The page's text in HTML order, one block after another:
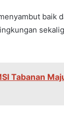
baik
Tabanan